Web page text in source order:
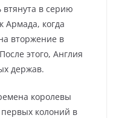
втянута в серию
Армада, когда
вторжение в
этого, Англия
держав.
королевы
колоний в